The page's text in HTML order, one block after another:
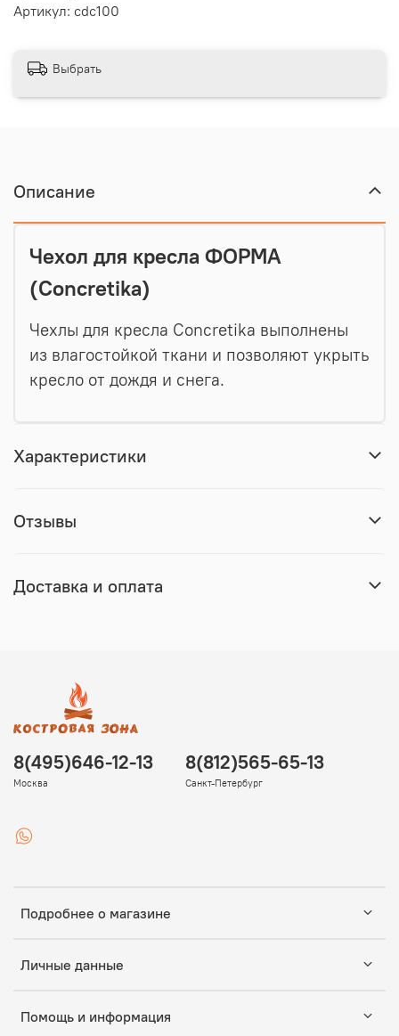
Артикул: cdc100
Выбрать
Описание
Чехол для кресла ФОРМА
(Concretika)
Чехлы для кресла Concretika выполнены
из влагостойкой ткани и позволяют укрыть
кресло от дождя и снега.
Характеристики
Отзывы
Доставка и оплата
Подробнее о магазине
Личные данные
Помощь и информация
8(495)646-12-13
Москва
8(812)565-65-13
Санкт-Петербург